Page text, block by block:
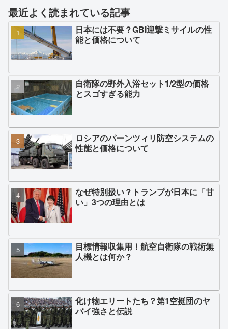
最近よく読まれている記事
日本には不要？GBI迎撃ミサイルの性
能と価格について
自衛隊の野外入浴セット1/2型の価格
とスゴすぎる能力
ロシアのパーンツィリ防空システムの
性能と価格について
なぜ特別扱い？トランプが日本に「甘
い」3つの理由とは
目標情報収集用！航空自衛隊の戦術無
人機とは何か？
化け物エリートたち？第1空挺団のヤ
バイ強さと伝説